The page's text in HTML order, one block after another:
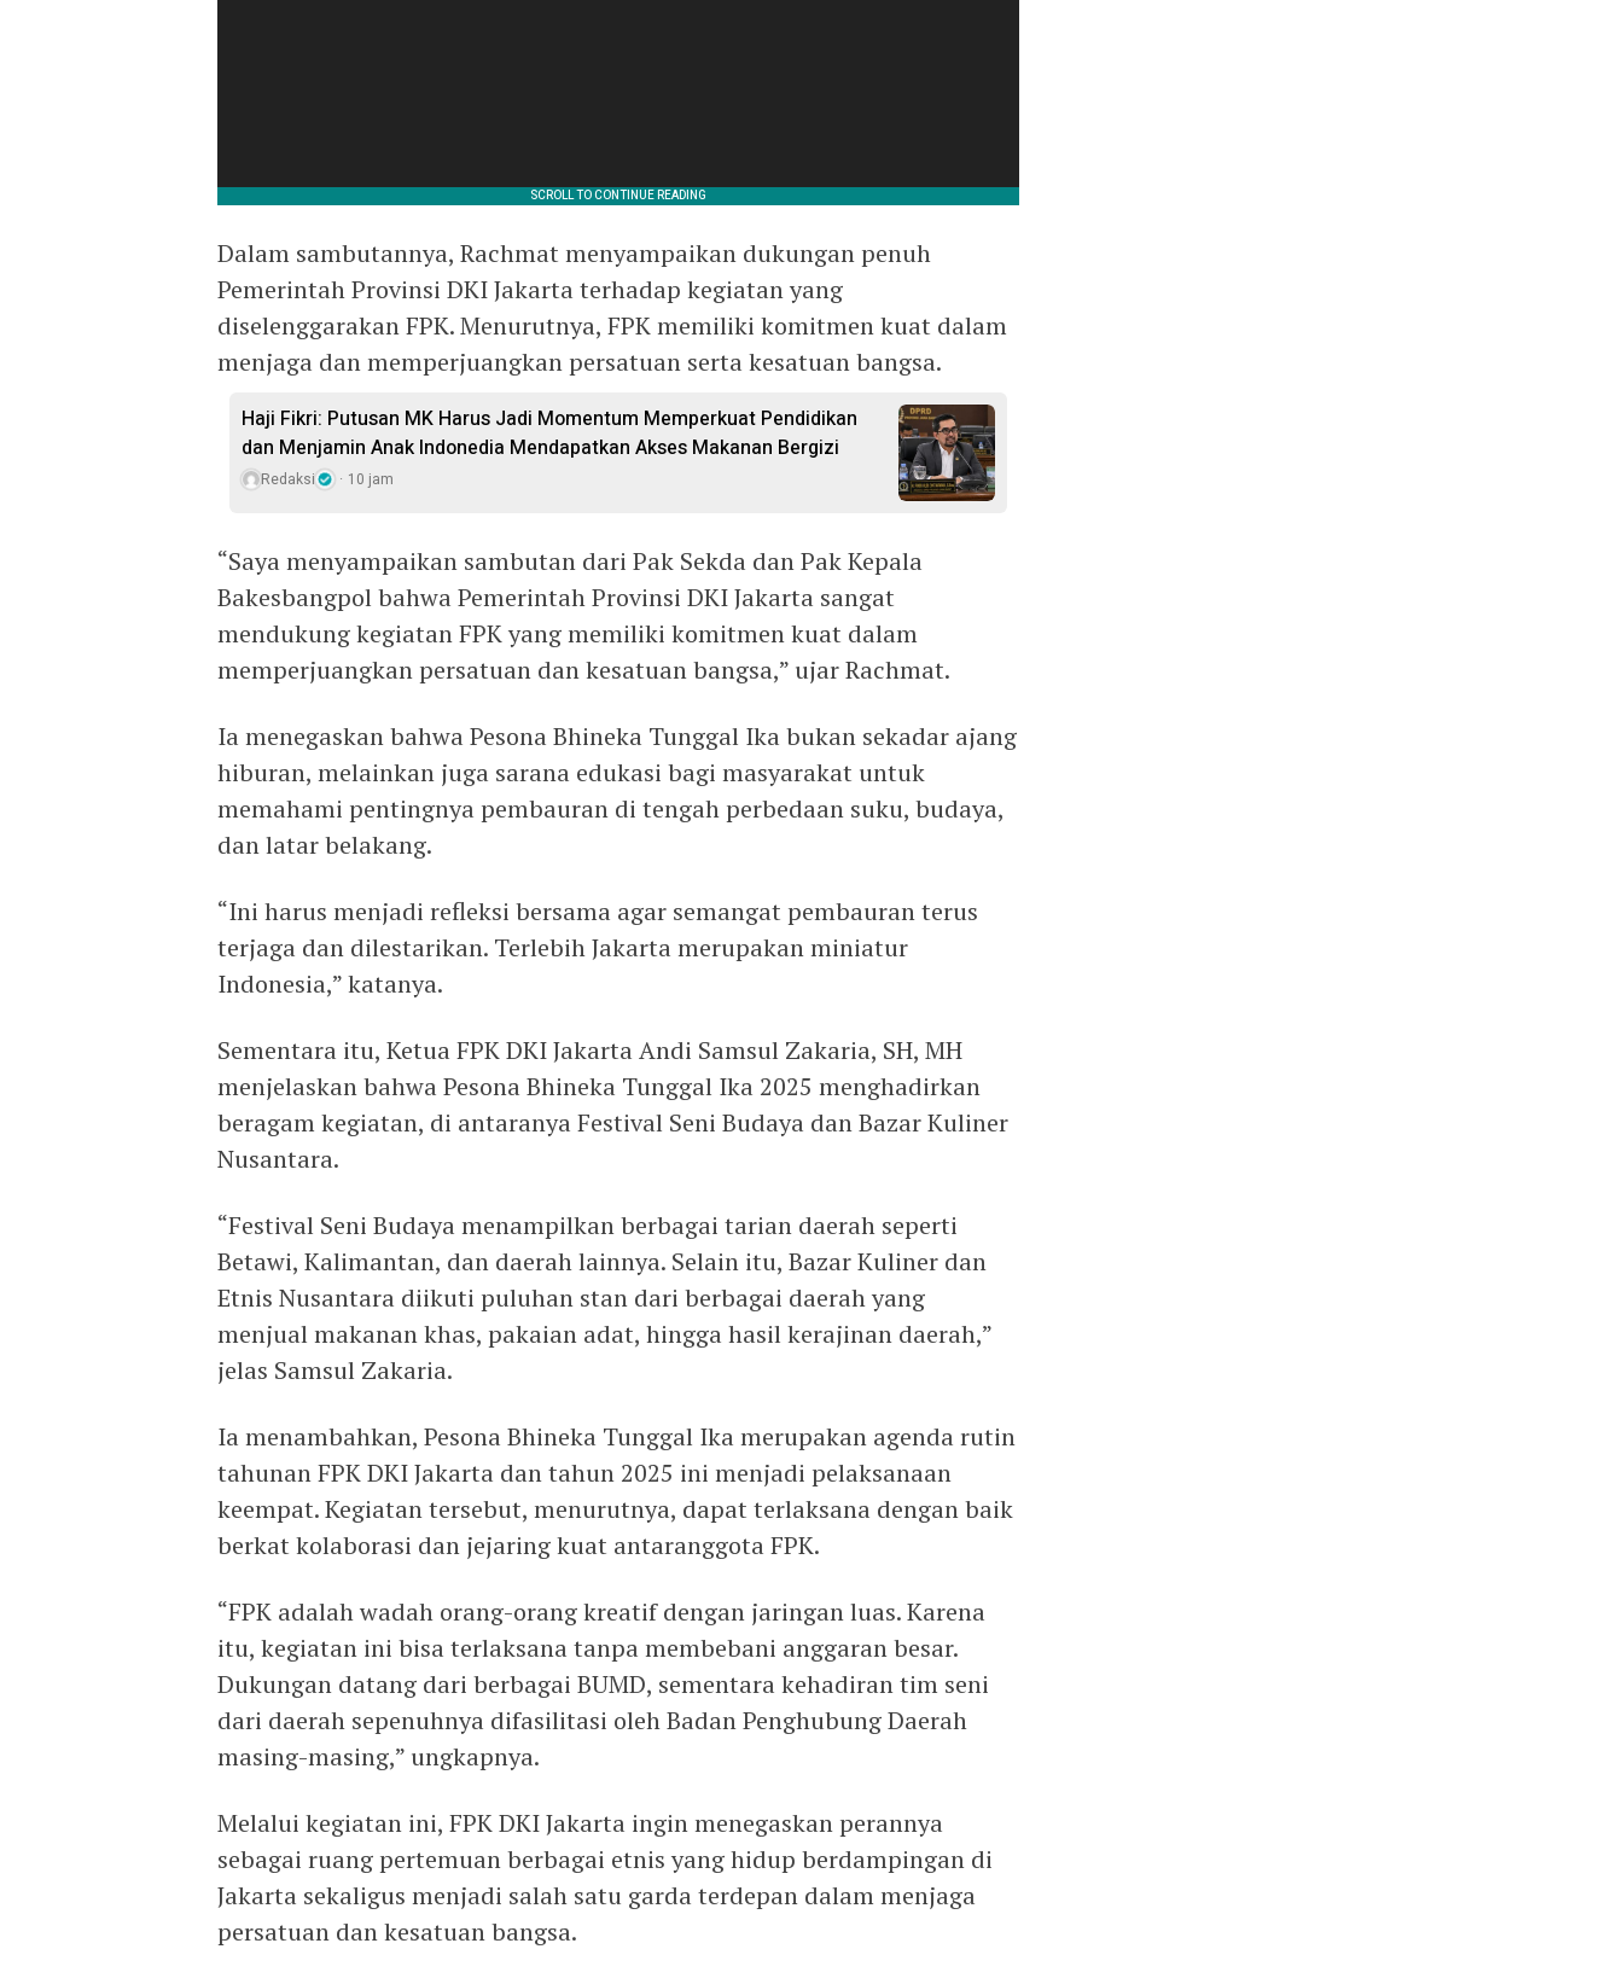
Dalam sambutannya, Rachmat menyampaikan dukungan penuh
Pemerintah Provinsi DKI Jakarta terhadap kegiatan yang
diselenggarakan FPK. Menurutnya, FPK memiliki komitmen kuat dalam
menjaga dan memperjuangkan persatuan serta kesatuan bangsa.
Haji Fikri: Putusan MK Harus Jadi Momentum Memperkuat Pendidikan
dan Menjamin Anak Indonedia Mendapatkan Akses Makanan Bergizi
Redaksi 10 jam
“Saya menyampaikan sambutan dari Pak Sekda dan Pak Kepala
Bakesbangpol bahwa Pemerintah Provinsi DKI Jakarta sangat
mendukung kegiatan FPK yang memiliki komitmen kuat dalam
memperjuangkan persatuan dan kesatuan bangsa,” ujar Rachmat.
Ia menegaskan bahwa Pesona Bhineka Tunggal Ika bukan sekadar ajang
hiburan, melainkan juga sarana edukasi bagi masyarakat untuk
memahami pentingnya pembauran di tengah perbedaan suku, budaya,
dan latar belakang.
“Ini harus menjadi refleksi bersama agar semangat pembauran terus
terjaga dan dilestarikan. Terlebih Jakarta merupakan miniatur
Indonesia,” katanya.
Sementara itu, Ketua FPK DKI Jakarta Andi Samsul Zakaria, SH, MH
menjelaskan bahwa Pesona Bhineka Tunggal Ika 2025 menghadirkan
beragam kegiatan, di antaranya Festival Seni Budaya dan Bazar Kuliner
Nusantara.
“Festival Seni Budaya menampilkan berbagai tarian daerah seperti
Betawi, Kalimantan, dan daerah lainnya. Selain itu, Bazar Kuliner dan
Etnis Nusantara diikuti puluhan stan dari berbagai daerah yang
menjual makanan khas, pakaian adat, hingga hasil kerajinan daerah,”
jelas Samsul Zakaria.
Ia menambahkan, Pesona Bhineka Tunggal Ika merupakan agenda rutin
tahunan FPK DKI Jakarta dan tahun 2025 ini menjadi pelaksanaan
keempat. Kegiatan tersebut, menurutnya, dapat terlaksana dengan baik
berkat kolaborasi dan jejaring kuat antaranggota FPK.
“FPK adalah wadah orang-orang kreatif dengan jaringan luas. Karena
itu, kegiatan ini bisa terlaksana tanpa membebani anggaran besar.
Dukungan datang dari berbagai BUMD, sementara kehadiran tim seni
dari daerah sepenuhnya difasilitasi oleh Badan Penghubung Daerah
masing-masing,” ungkapnya.
Melalui kegiatan ini, FPK DKI Jakarta ingin menegaskan perannya
sebagai ruang pertemuan berbagai etnis yang hidup berdampingan di
Jakarta sekaligus menjadi salah satu garda terdepan dalam menjaga
persatuan dan kesatuan bangsa.